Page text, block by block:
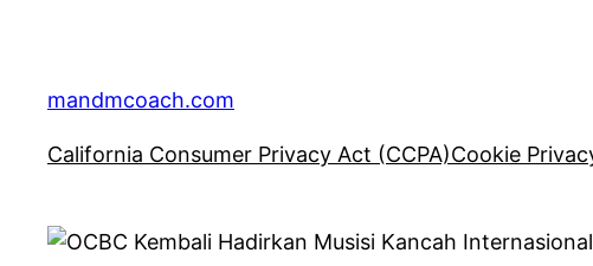
content
mandmcoach.com
California Consumer Privacy Act (CCPA)Cookie